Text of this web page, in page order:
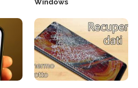
Windows